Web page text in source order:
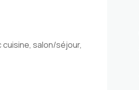
salon/séjour,